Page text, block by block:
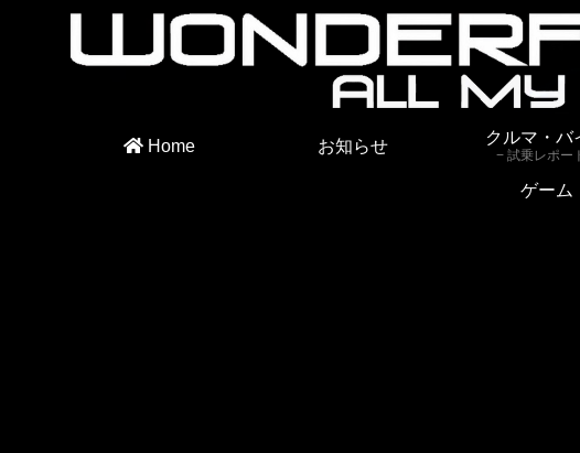
Home お知らせ
クルマ・バ
試乗レポー
ゲーム